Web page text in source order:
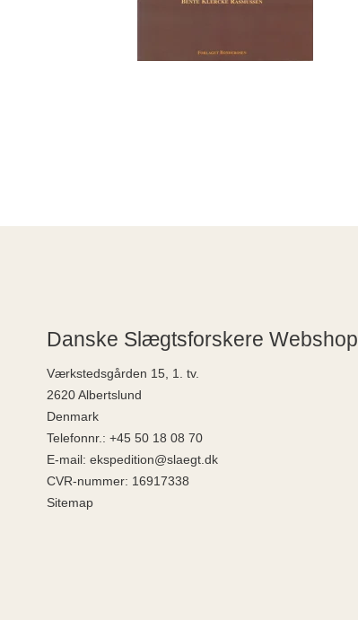
Danske Slægtsforskere Webshop
Værkstedsgården 15, 1. tv.
2620 Albertslund
Denmark
Telefonnr. : +45 50 18 08 70
E-mail: ekspedition@slaegt.dk
CVR-nummer: 16917338
Sitemap